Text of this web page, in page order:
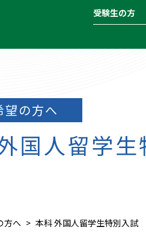
受験生の方
望の方へ
国人留学
方へ 本科 外国人留学生特別入